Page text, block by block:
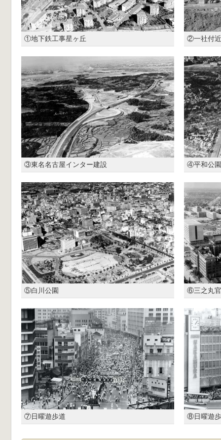
①地下鉄工事星ヶ丘 ②一社付
③東名名古屋インター建設 ④平和公園
⑤白川公園 ⑥三之丸
⑦日曜遊歩道 ⑧日曜遊